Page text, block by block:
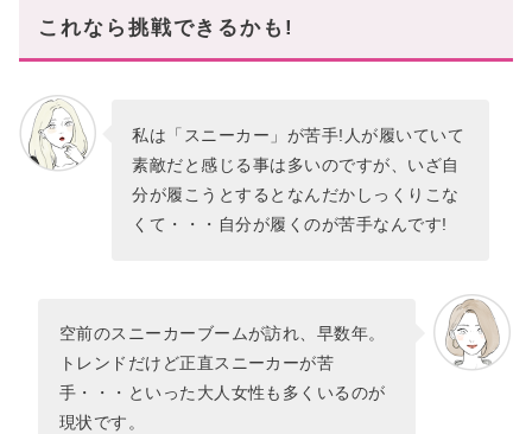
これなら挑戦できるかも!
私は「スニーカー」が苦手!人が履いていて
素敵だと感じる事は多いのですが、いざ自
分が履こうとするとなんだかしっくりこな
くて・・・自分が履くのが苦手なんです!
空前のスニーカーブームが訪れ、早数年。
トレンドだけど正直スニーカーが苦
手・・・といった大人女性も多くいるのが
現状です。